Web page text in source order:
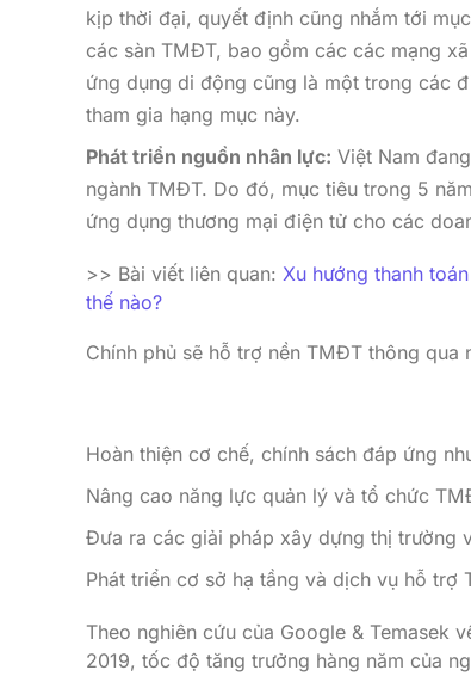
kịp thời đại, quyết định cũng nhắm tới
các sàn TMĐT, bao gồm các các mạng
ứng dụng di động cũng là một trong các
tham gia hạng mục này.
Phát triển nguồn nhân lực: Việt Nam
ngành TMĐT. Do đó, mục tiêu trong 5
ứng dụng thương mại điện tử cho các
>> Bài viết liên quan: Xu hướng thanh
thế nào?
Chính phủ sẽ hỗ trợ nền TMĐT thông
Hoàn thiện cơ chế, chính sách đáp ứng
Nâng cao năng lực quản lý và tổ chức
Đưa ra các giải pháp xây dựng thị trường
Phát triển cơ sở hạ tầng và dịch vụ hỗ trợ
Theo nghiên cứu của Google & Temasek
2019, tốc độ tăng trưởng hàng năm của